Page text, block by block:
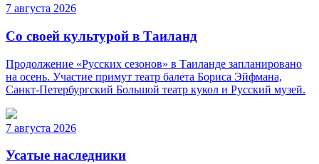
7 августа 2026
Со своей культурой в Таиланд
Продолжение «Русских сезонов» в Таиланде запланировано
на осень. Участие примут театр балета Бориса Эйфмана,
Санкт-Петербургский Большой театр кукол и Русский музей.
7 августа 2026
Усатые наследники